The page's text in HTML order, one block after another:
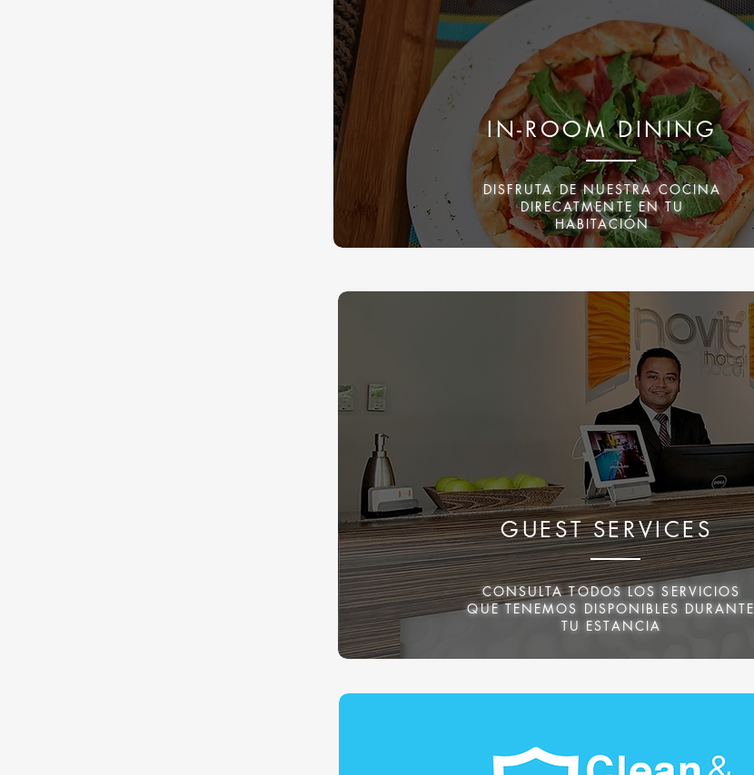
IN-ROOM DINING
DISFRUTA DE NUESTRA COCINA
DIRECATMENTE EN TU
HABITACIÓN
GUEST SERVICES
CONSULTA TODOS LOS SERVICIOS
QUE TENEMOS DISPONIBLES DURANTE
TU ESTANCIA